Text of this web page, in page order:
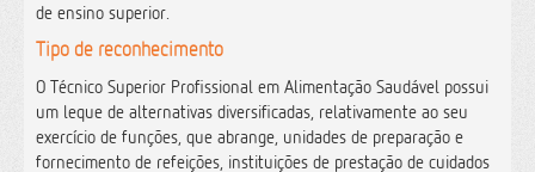
de ensino superior.
Tipo de reconhecimento
O Técnico Superior Profissional em Alimentação Saudável possui
um leque de alternativas diversificadas, relativamente ao seu
exercício de funções, que abrange, unidades de preparação e
fornecimento de refeições, instituições de prestação de cuidados